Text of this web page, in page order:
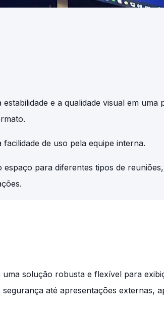
estabilidade e a qualidade visual em uma
facilidade de uso pela equipe interna.
espaço para diferentes tipos de
solução robusta e flexível para
até apresentações externas,